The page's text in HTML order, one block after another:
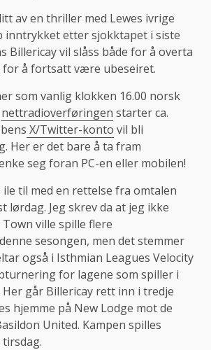
av en thriller med Lewes ivrige
inntrykket etter sjokktapet i siste
Billericay vil slåss både for å overta
å fortsatt være ubeseiret.
som vanlig klokken 16.00 norsk
nettradioverføringen starter ca.
X/Twitter-konto vil bli
Her er det bare å ta fram
seg foran PC-en eller mobilen!
ile til med en rettelse fra omtalen
lørdag. Jeg skrev da at jeg ikke
ville spille flere
sesongen, men det stemmer
også i Isthmian Leagues Velocity
for lagene som spiller i
går Billericay rett inn i tredje
hjemme på New Lodge mot de
United. Kampen spilles